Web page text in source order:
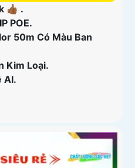
.
IP POE.
50m Có Màu Ban
Kim Loại.
AI.